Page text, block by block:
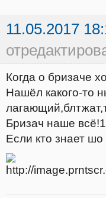
11.05.2017
Когда о бризаче
Нашёл какого-то
Бризач наше
Если кто знает